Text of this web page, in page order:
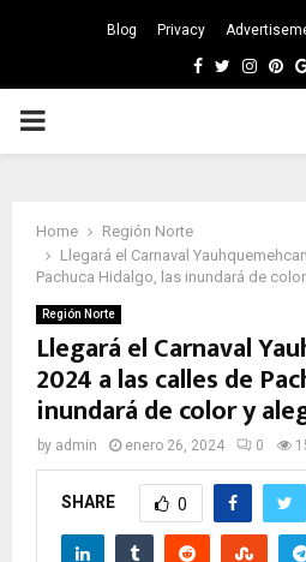
Blog Privacy
Facebook
Twitter
PRIMARY
Home
Región Norte
Llegará el Carnaval
Pachuca Hidalgo, las inundará de
Región Norte
Llegará el Carnaval
2024 a las calles de
inundará de color y
by admin enero 26, 2024 0
SHARE 0